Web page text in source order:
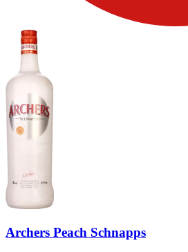
Archers Peach Schnapps